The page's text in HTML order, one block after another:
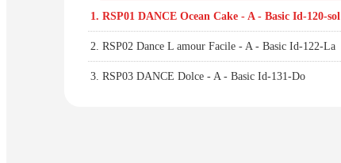
1.RSP01 DANCE Ocean Cake - A - Basic Id-120-sol
2.RSP02 Dance L amour Facile - A - Basic Id-122-La
3.RSP03 DANCE Dolce - A - Basic Id-131-Do